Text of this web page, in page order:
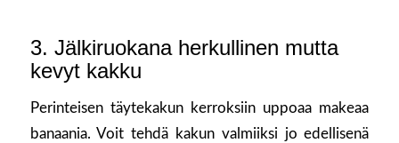
3. Jälkiruokana herkullinen mutta
kevyt kakku
Perinteisen täytekakun kerroksiin uppoaa makeaa
banaania. Voit tehdä kakun valmiiksi jo edellisenä